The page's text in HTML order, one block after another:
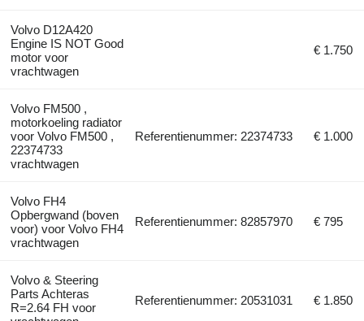
Volvo D12A420
Engine IS NOT Good
motor voor
vrachtwagen
€ 1.750
Volvo FM500 ,
motorkoeling radiator
voor Volvo FM500 ,
22374733
vrachtwagen
Referentienummer: 22374733 € 1.000
Volvo FH4
Opbergwand (boven
voor) voor Volvo FH4
vrachtwagen
Referentienummer: 82857970 € 795
Volvo & Steering
Parts Achteras
R=2.64 FH voor
Referentienummer: 20531031 € 1.850